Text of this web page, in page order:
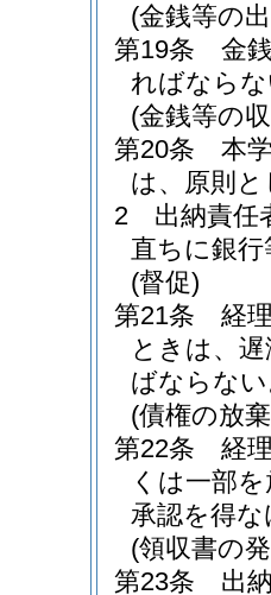
(金銭等の
第19条
金
ればなら
(金銭等の
第20条
本
は、原則
2
出納責任
直ちに銀
(督促)
第21条
経
ときは、
ばならな
(債権の放
第22条
経
くは一部
承認を得
(領収書の
第23条
出